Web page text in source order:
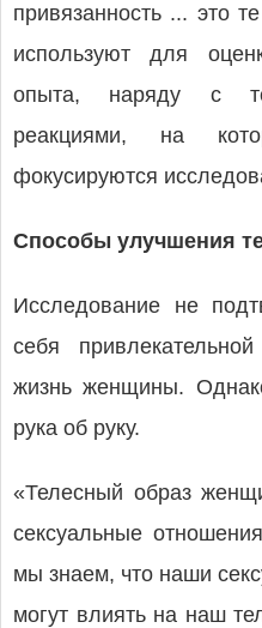
привязанность ... это
используют для
опыта, наряду с
реакциями, на
фокусируются
Способы улучшения
Исследование не
себя
жизнь женщины.
рука об руку.
«Телесный образ
сексуальные
мы знаем, что наши
могут влиять на наш